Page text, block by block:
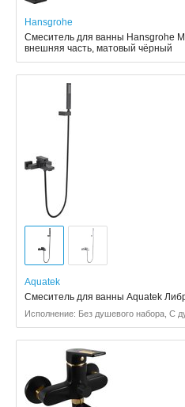
Hansgrohe
Смеситель для ванны Hansgrohe
внешняя часть, матовый чёрный
Aquatek
Смеситель для ванны Aquatek
Исполнение: Без душевого набора, С